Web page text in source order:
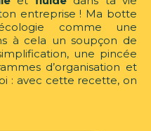
entreprise ! Ma botte
comme une
à cela un soupçon de
une pincée
d’organisation et
: avec cette recette, on